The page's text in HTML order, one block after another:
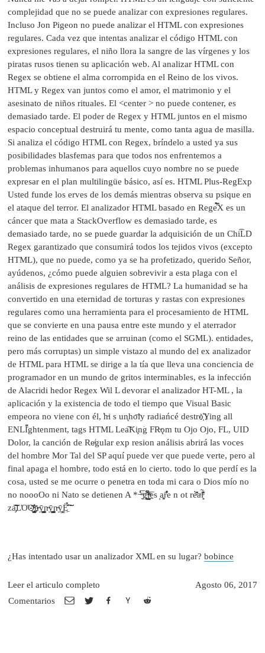
complejidad que no se puede analizar con expresiones regulares.
Incluso Jon Pigeon no puede analizar el HTML con expresiones
regulares. Cada vez que intentas analizar el código HTML con
expresiones regulares, el niño llora la sangre de las vírgenes y los
piratas rusos tienen su aplicación web. Al analizar HTML con
Regex se obtiene el alma corrompida en el Reino de los vivos.
HTML y Regex van juntos como el amor, el matrimonio y el
asesinato de niños rituales. El <center > no puede contener, es
demasiado tarde. El poder de Regex y HTML juntos en el mismo
espacio conceptual destruirá tu mente, como tanta agua de masilla.
Si analiza el código HTML con Regex, bríndelo a usted ya sus
posibilidades blasfemas para que todos nos enfrentemos a
problemas inhumanos para aquellos cuyo nombre no se puede
expresar en el plan multilingüe básico, así es. HTML Plus-RegExp
Usted funde los erves de los demás mientras observa su psique en
el ataque del terror. El analizador HTML basado en Rege̿̔̉X es un
cáncer que mata a StackOverflow es demasiado tarde, es
demasiado tarde, no se puede guardar la adquisición de un Chi͡LD
Regex garantizado que consumirá todos los tejidos vivos (excepto
HTML), que no puede, como ya se ha profetizado, querido Señor,
ayúdenos, ¿cómo puede alguien sobrevivir a esta plaga con el
análisis de expresiones regulares de HTML? La humanidad se ha
convertido en una eternidad de torturas y rastas con expresiones
regulares como una herramienta para el procesamiento de HTML
que se convierte en una pausa entre este mundo y el aterrador
reino de las entidades que se arruinan (como el SGML). entidades,
pero más corruptas) un simple vistazo al mundo del ex analizador
de HTML para HTML se dirige a la tía que lleva una conciencia de
programador en un mundo de gritos interminables, es la infección
de Alacridi hedor Regex Wil L devorar el analizador HT-ML , la
aplicación y la existencia de todo el tiempo que Visual Basic
empeora no viene con él, ̕h̵i s un̨ho͞ly radiańcé destro҉Ying all
ENLI̍̈́̂̈́ghtenment, tags HTML Lea͠Ki̧n͘g FR̶ǫm tu Ojo Ojo, FL, UID
Dolor, la canción de Re̸gular exp resion análisis abrirá las voces
del hombre Mor Tal del SP aquí puede ver que puede verte, pero al
final apaga el hombre, todo está en lo cierto. todo lo que perdí es la
cosa, usted se me ocurre o penetra en toda mi cara o Dios mío no
no noooOo ni Nato se detienen A * ̶͑̾̾ ̅ͫ͏̙̤g͇̫͛͆̾ͫ̑͆l͖͉̗̩̳̟̍ͫͥͨe̠̅s ͎a̧͈͖r̽̾̈́͒͑e n ot rè̑ͧ̌aͨl̘̝̙̃ͤ͂̾̆
za̡͊͠͝LΌΌͮ̂҉̯͈͕̹̘̱ͮ̂҉̯͈͕̹̘̱͇̹̺ͅɲ̴ȳ̳͇̹̺ͅɲ̴ȳ̳͇̹̺ͅɲ̴ȳ̳̘Ë͖́̉̐͠͠͠͠͠͠͠͠
¿Has intentado usar un analizador XML en su lugar?bobince
Comentarios
Leer el articulo completo Agosto 06, 2017